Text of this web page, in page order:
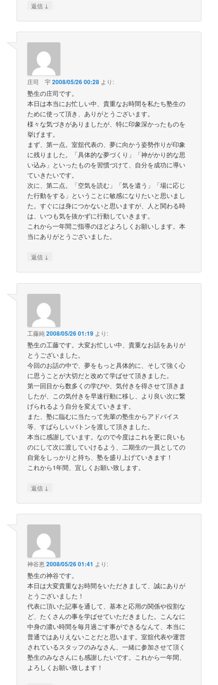
返信 ↓
庄司 宇2008/05/26 00:28 より:
塾生の庄司です。
本日は本当にお忙しい中、貴重なお時間を私たち塾生の
ために使って頂き、ありがとうございます。
様々な気づきがありましたが、特に印象深かったものを
挙げます。
まず、第一点。室舘代表の、夢に向かう姿勢作りが印象
に残りました。「具体的な夢づくり」「神がかり的な思
い込み」といったものを習慣づけて、自分を成功に導い
ていきたいです。
次に、第二点。「空気を読む」「気を遣う」「場に応じ
た行動をする」ということに敏感になりたいと思いまし
た。すぐには身につかないと思いますが、人と関わる時
は、いつも気を抜かずに行動していきます。
これから一年間ご指導のほどよろしくお願いします。本
当にありがとうございました。
返信 ↓
工藤純2008/05/26 01:19 より:
塾生の工藤です。大変お忙しい中、貴重なお話をありが
とうございました。
今回のお話の中で、夢をもっと具体的に、そして強く心
に思うことが大切だと改めて学ばせて頂きました。
第一回目から数多くの学びや、気付きを得させて頂きま
したが、この気付きを早速行動に移し、より良い次に繋
げられるよう自分を変えていきます。
また、塾に臨むに当たって先輩の塾生からアドバイス
等、すばらしいバトンを渡して頂きました。
本当に感謝しています。なので今度はこれを更に良いも
のにして次に渡していけるよう、二期生の一員としての
自覚をしっかりと持ち、塾を盛り上げていきます！
これから1年間、宜しくお願い致します。
返信 ↓
神谷恵2008/05/26 01:41 より:
塾生の神谷です。
本日は大変貴重なお時間をいただきまして、誠にありが
とうございました！
代表に頂いた記事を通して、基本と応用の関係や役割な
ど、たくさんの事を学ばせていただきました。こんなに
中身の濃い時間を毎月過ごす事ができるなんて、本当に
普通ではありえないことだと思います。室舘代表や運営
されているスタッフのみなさん、一緒に参加させて頂く
塾生のみなさんにも感謝したいです。これから一年間、
よろしくお願い致します！